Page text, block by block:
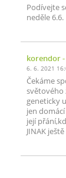
Podívejte
neděle 6.6.
korendor
6. 6. 2021
Čekáme
světového
geneticky
jen
její
JINAK